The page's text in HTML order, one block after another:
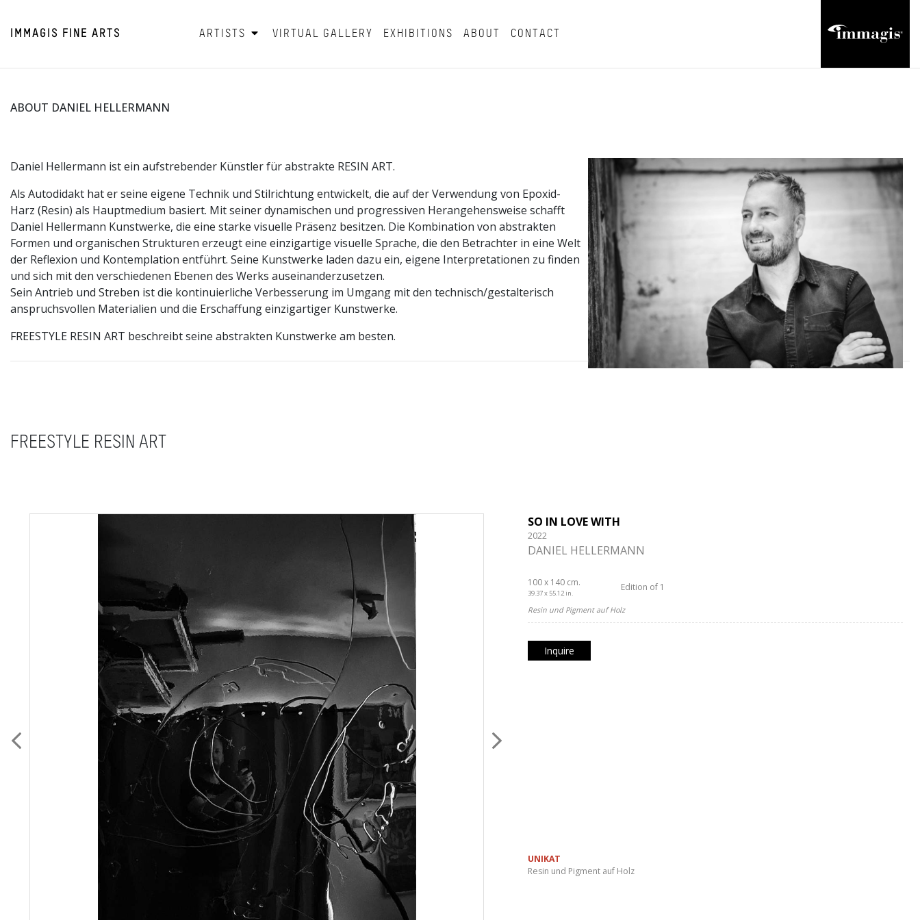
IMMAGIS FINE ARTS ARTISTS VIRTUAL GALLERY EXHIBITIONS ABOUT CONTACT
ABOUT DANIEL HELLERMANN
Daniel Hellermann ist ein aufstrebender Künstler für abstrakte RESIN ART.
Als Autodidakt hat er seine eigene Technik und Stilrichtung entwickelt, die auf der Verwendung von Epoxid-
Harz (Resin) als Hauptmedium basiert. Mit seiner dynamischen und progressiven Herangehensweise schafft
Daniel Hellermann Kunstwerke, die eine starke visuelle Präsenz besitzen. Die Kombination von abstrakten
Formen und organischen Strukturen erzeugt eine einzigartige visuelle Sprache, die den Betrachter in eine Welt
der Reflexion und Kontemplation entführt. Seine Kunstwerke laden dazu ein, eigene Interpretationen zu finden
und sich mit den verschiedenen Ebenen des Werks auseinanderzusetzen.
Sein Antrieb und Streben ist die kontinuierliche Verbesserung im Umgang mit den technisch/gestalterisch
anspruchsvollen Materialien und die Erschaffung einzigartiger Kunstwerke.
FREESTYLE RESIN ART beschreibt seine abstrakten Kunstwerke am besten.
FREESTYLE RESIN ART
SO IN LOVE WITH
2022
DANIEL HELLERMANN
100 x 140 cm.
39.37 x 55.12 in.
Edition of 1
Resin und Pigment auf Holz
Inquire
UNIKAT
Resin und Pigment auf Holz